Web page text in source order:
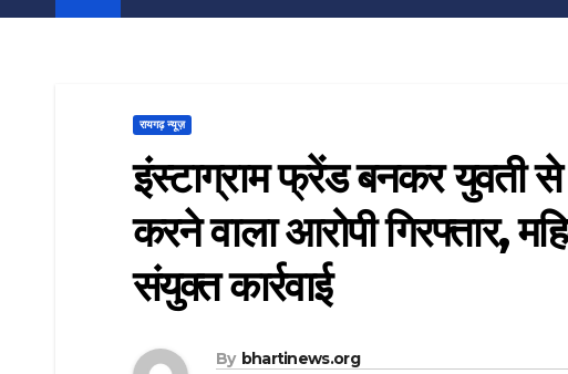
रायगढ़ न्यूज़
इंस्टाग्राम फ्रेंड बनकर
करने वाला आरोपी गिरफ्तार,
संयुक्त कार्रवाई
By bhartinews.org